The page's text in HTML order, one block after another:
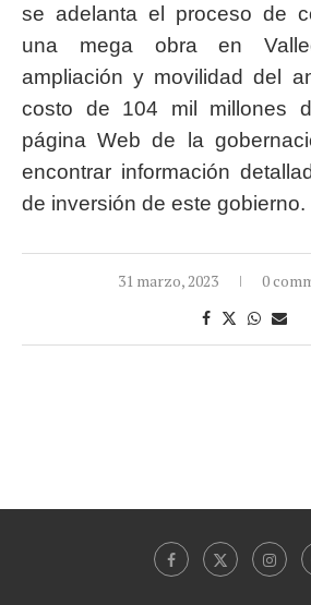
se adelanta el proceso de
una mega obra en
ampliación y movilidad del
costo de 104 mil millones
página Web de la
encontrar información
de inversión de este gobierno.
31 marzo, 2023 0